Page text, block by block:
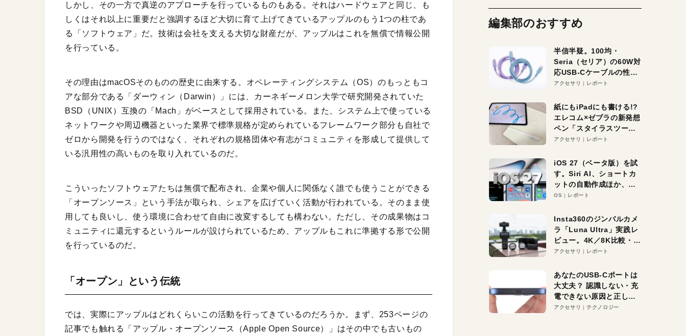
しかし、その一方で真逆のアプローチを行っているものもある。それはハードウェアと同じ、も
しくはそれ以上に重要だと強調するほど大切に育て上げてきているアップルのもう1つの柱であ
る「ソフトウェア」だ。技術は会社を支える大切な財産だが、アップルはこれを無償で情報公開
を行っている。
その理由はmacOSそのものの歴史に由来する。オペレーティングシステム（OS）のもっともコ
アな部分である「ダーウィン（Darwin）」には、カーネギーメロン大学で研究開発されていた
BSD（UNIX）互換の「Mach」がベースとして採用されている。また、システム上で使っている
ネットワークや周辺機器といった業界で標準規格が定められているフレームワーク部分も自社で
ゼロから開発を行うのではなく、それぞれの規格団体や有志がコミュニティを形成して提供して
いる汎用性の高いものを取り入れているのだ。
こういったソフトウェアたちは無償で配布され、企業や個人に関係なく誰でも使うことができる
「オープンソース」という手法が取られ、シェアを広げていく活動が行われている。そのまま使
用しても良いし、使う環境に合わせて自由に改変するしても構わない。ただし、その成果物はコ
ミュニティに還元するというルールが設けられているため、アップルもこれに準拠する形で公開
を行っているのだ。
「オープン」という伝統
では、実際にアップルはどれくらいこの活動を行ってきているのだろうか。まず、253ページの
記事でも触れる「アップル・オープンソース（Apple Open Source）」はその中でも古いもの
編集部のおすすめ
半信半疑。100均・
Seria（セリア）の60W対
応USB-Cケーブルの性能
を検証。超コスパの1本を
アクセサリ レポート
紙にもiPadにも書ける!?
エレコム×ゼブラの新発想
ペン「スタイラスツーウ
ェイ」レビュー。持ち替
アクセサリ レポート
iOS 27（ベータ版）を試
す。Siri AI、ショートカ
ットの自動作成ほか、期
待大の便利機能5選。
る未来はすぐそこ！
OS レポート
Insta360のジンバルカメ
ラ「Luna Ultra」実践レ
ビュー。4K／8K比較・ズ
ーム・夜間撮影をチェッ
アクセサリ レポート
あなたのUSB-Cポートは
大丈夫？ 認識しない・充
電できない原因と正しい
対策
アクセサリ テクノロジー